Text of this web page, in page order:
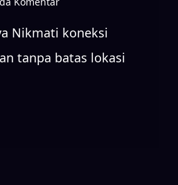
stabil, dan tanpa batas
sewa…